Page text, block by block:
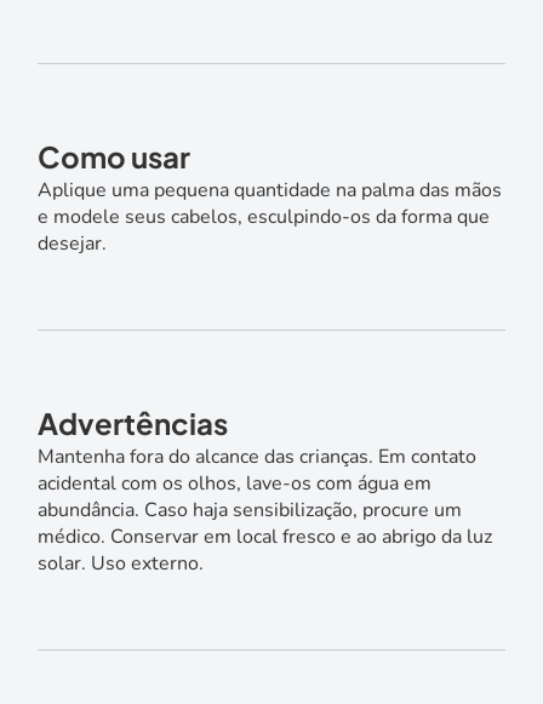
Como usar
Aplique uma pequena quantidade na palma das mãos
e modele seus cabelos, esculpindo-os da forma que
desejar.
Advertências
Mantenha fora do alcance das crianças. Em contato
acidental com os olhos, lave-os com água em
abundância. Caso haja sensibilização, procure um
médico. Conservar em local fresco e ao abrigo da luz
solar. Uso externo.